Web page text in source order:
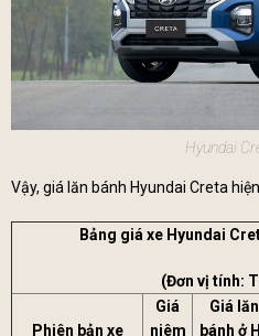
Hyundai
Vậy, giá lăn bánh Hyundai Creta
Bảng giá xe Hyundai
(Đơn vị tính:
Phiên bản xe
Giá
niêm
Giá lăn
bánh ở